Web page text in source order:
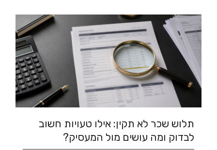
תלוש שכר לא תקין: אילו טעויות חשוב
לבדוק ומה עושים מול המעסיק?